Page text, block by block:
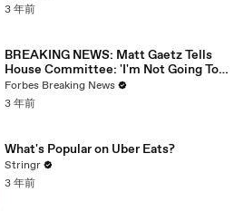
3 年前
BREAKING NEWS: Matt Gaetz Tells
House Committee: 'I'm Not Going To
Vote For A Continuing Resolution'
Forbes Breaking News
3 年前
What's Popular on Uber Eats?
Stringr
3 年前